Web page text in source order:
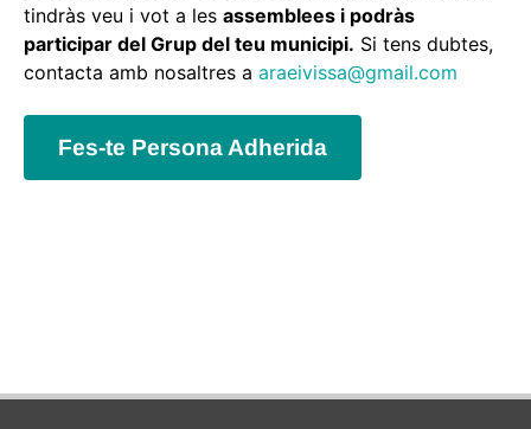
tindràs veu i vot a les assemblees i podràs
participar del Grup del teu municipi. Si tens dubtes,
contacta amb nosaltres a araeivissa@gmail.com
Fes-te Persona Adherida